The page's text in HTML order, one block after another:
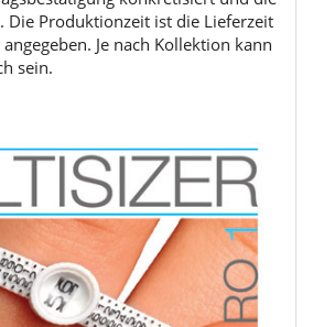
Die Produktionzeit ist die Lieferzeit
Je nach Kollektion kann
sein.